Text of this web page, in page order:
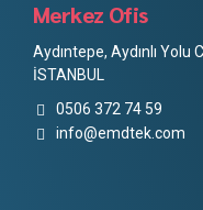
Merkez Ofis
Aydıntepe, Aydınlı
İSTANBUL
0506 372 74 59
info@emdtek.com